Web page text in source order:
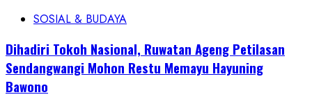
SOSIAL & BUDAYA
Dihadiri Tokoh Nasional, Ruwatan Ageng Petilasan
Sendangwangi Mohon Restu Memayu Hayuning
Bawono